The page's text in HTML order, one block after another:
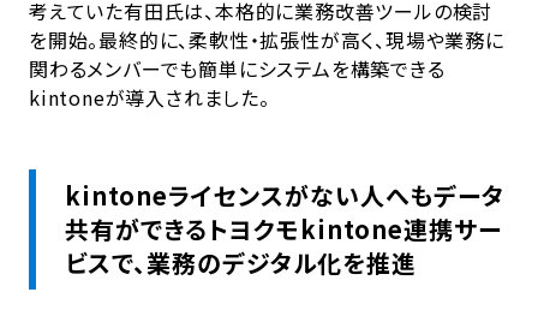
考えていた有田氏は、本格的に業務改善ツールの検討
を開始。最終的に、柔軟性・拡張性が高く、現場や業務に
関わるメンバーでも簡単にシステムを構築できる
kintoneが導入されました。
kintoneライセンスがない人へもデータ
共有ができるトヨクモkintone連携サー
ビスで、業務のデジタル化を推進